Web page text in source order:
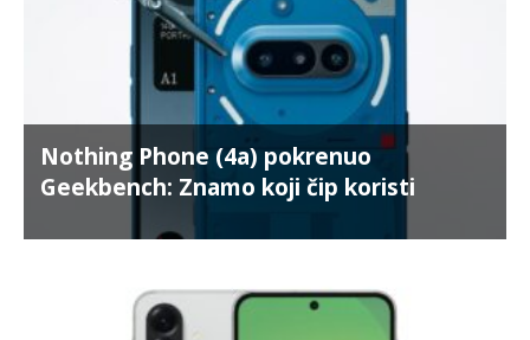
Nothing Phone (4a) pokrenuo
Geekbench: Znamo koji čip koristi